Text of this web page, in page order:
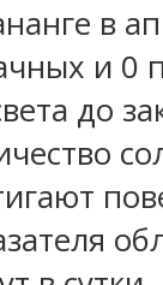
в
и 0
до